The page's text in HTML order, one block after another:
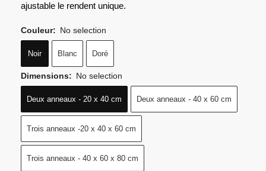
ajustable le rendent unique.
Couleur: No selection
Noir Blanc Doré
Dimensions: No selection
Deux anneaux - 20 x 40 cm Deux anneaux - 40 x 60 cm
Trois anneaux -20 x 40 x 60 cm
Trois anneaux - 40 x 60 x 80 cm